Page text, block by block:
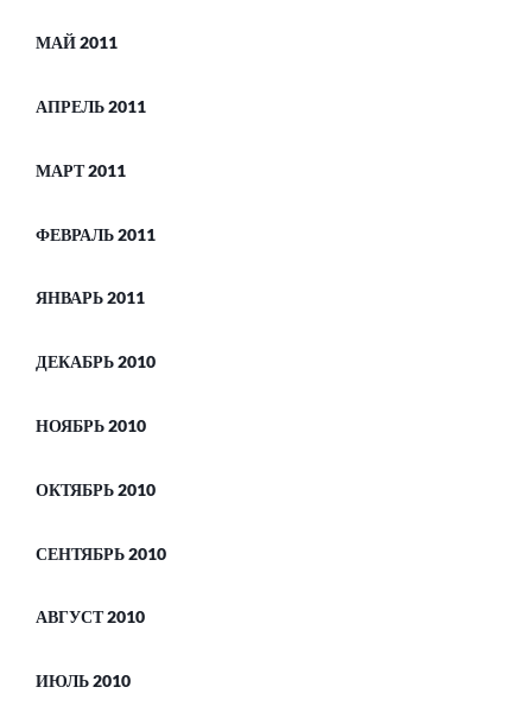
МАЙ 2011
АПРЕЛЬ 2011
МАРТ 2011
ФЕВРАЛЬ 2011
ЯНВАРЬ 2011
ДЕКАБРЬ 2010
НОЯБРЬ 2010
ОКТЯБРЬ 2010
СЕНТЯБРЬ 2010
АВГУСТ 2010
ИЮЛЬ 2010